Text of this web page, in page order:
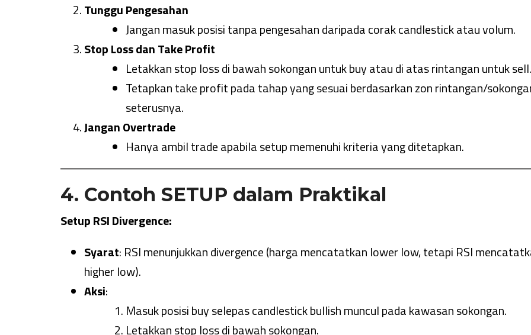
Tunggu Pengesahan
Jangan masuk posisi tanpa pengesahan daripada corak candlestick atau volum.
Stop Loss dan Take Profit
Letakkan stop loss di bawah sokongan untuk buy atau di atas rintangan untuk sell.
Tetapkan take profit pada tahap yang sesuai berdasarkan zon rintangan/
seterusnya.
Jangan Overtrade
Hanya ambil trade apabila setup memenuhi kriteria yang ditetapkan.
4. Contoh SETUP dalam Praktikal
Setup RSI Divergence:
Syarat: RSI menunjukkan divergence (harga mencatatkan lower low, tetapi RSI
higher low).
Aksi:
Masuk posisi buy selepas candlestick bullish muncul pada kawasan sokongan.
Letakkan stop loss di bawah sokongan.